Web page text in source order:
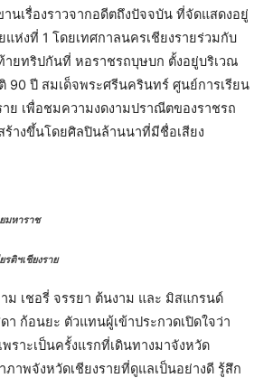
นเรื่องราวจากอดีตถึงปัจจบัน ที่จัดแสดงอยู่
ห่งที่ 1 โดยเทศกาลนครเชียงรายร่วมกับ
ยทริปกันที่ หอราชรถบุษบก ตั้งอยู่บริเวณ
90 ปี สมเด็จพระศรีนครินทร์ ศูนย์การเรียน
าย เพื่อชมความงดงามปราณีตของราชรถ
างขึ้นโดยศิลปินล้านนาที่มีชื่อเสียง
มหาราช
ติฯเชียงราย
ม เชอรี่ จรรยา ต้นงาม และ มิสแกรนด์
ก้อนยะ ตัวแทนผู้เข้าประกวดเปิดใจว่า
ราะเป็นครั้งแรกที่เดินทางมาจังหวัด
ภาพจังหวัดเชียงรายที่ดูแลเป็นอย่างดี รู้สึก